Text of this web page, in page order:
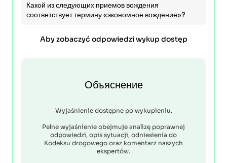
Какой из следующих приемов вождения
соответствует термину «экономное вождение»?
Aby zobaczyć odpowiedzi wykup dostęp
Объяснение
Wyjaśnienie dostępne po wykupieniu.
Pełne wyjaśnienie obejmuje analizę poprawnej
odpowiedzi, opis sytuacji, odniesienia do
Kodeksu drogowego oraz komentarz naszych
ekspertów.